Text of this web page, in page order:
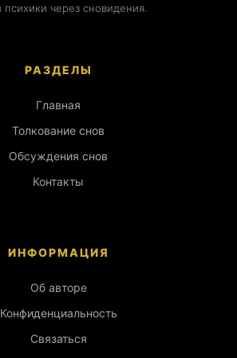
психики через сновидения.
РАЗДЕЛЫ
Главная
Толкование снов
Обсуждения снов
Контакты
ИНФОРМАЦИЯ
Об авторе
Конфиденциальность
Связаться